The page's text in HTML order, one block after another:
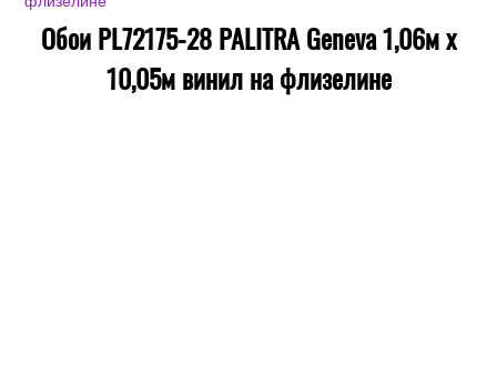
Обои PL72175-28 PALITRA Geneva 1,06м х
10,05м винил на флизелине